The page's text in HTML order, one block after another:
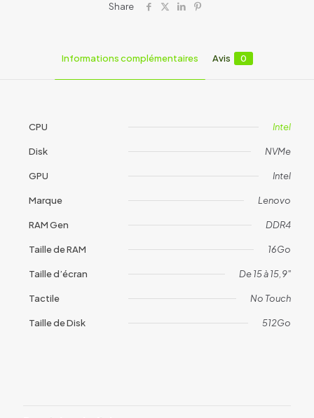
Share
Informations complémentaires Avis 0
CPU Intel
Disk NVMe
GPU Intel
Marque Lenovo
RAM Gen DDR4
Taille de RAM 16Go
Taille d’écran De 15 à 15,9"
Tactile No Touch
Taille de Disk 512Go
sur “ Lenovo thinkbook 15 (1953)”